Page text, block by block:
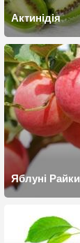
Актинідія
Яблуні Райки